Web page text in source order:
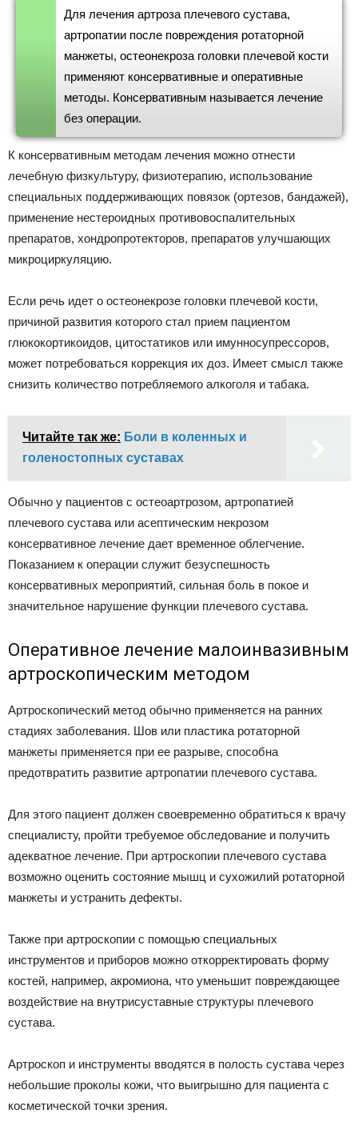
Для лечения артроза плечевого сустава,
артропатии после повреждения ротаторной
манжеты, остеонекроза головки плечевой кости
применяют консервативные и оперативные
методы. Консервативным называется лечение
без операции.
К консервативным методам лечения можно отнести
лечебную физкультуру, физиотерапию, использование
специальных поддерживающих повязок (ортезов, бандажей),
применение нестероидных противовоспалительных
препаратов, хондропротекторов, препаратов улучшающих
микроциркуляцию.
Если речь идет о остеонекрозе головки плечевой кости,
причиной развития которого стал прием пациентом
глюкокортикоидов, цитостатиков или имунносупрессоров,
может потребоваться коррекция их доз. Имеет смысл также
снизить количество потребляемого алкоголя и табака.
Читайте так же: Боли в коленных и
голеностопных суставах
Обычно у пациентов с остеоартрозом, артропатией
плечевого сустава или асептическим некрозом
консервативное лечение дает временное облегчение.
Показанием к операции служит безуспешность
консервативных мероприятий, сильная боль в покое и
значительное нарушение функции плечевого сустава.
Оперативное лечение малоинвазивным
артроскопическим методом
Артроскопический метод обычно применяется на ранних
стадиях заболевания. Шов или пластика ротаторной
манжеты применяется при ее разрыве, способна
предотвратить развитие артропатии плечевого сустава.
Для этого пациент должен своевременно обратиться к врачу
специалисту, пройти требуемое обследование и получить
адекватное лечение. При артроскопии плечевого сустава
возможно оценить состояние мышц и сухожилий ротаторной
манжеты и устранить дефекты.
Также при артроскопии с помощью специальных
инструментов и приборов можно откорректировать форму
костей, например, акромиона, что уменьшит повреждающее
воздействие на внутрисуставные структуры плечевого
сустава.
Артроскоп и инструменты вводятся в полость сустава через
небольшие проколы кожи, что выигрышно для пациента с
косметической точки зрения.